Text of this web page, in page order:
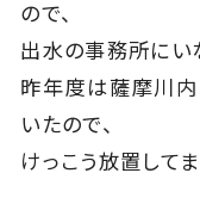
ので、
出水の事務所にい
昨年度は薩摩川内
いたので、
けっこう放置してま